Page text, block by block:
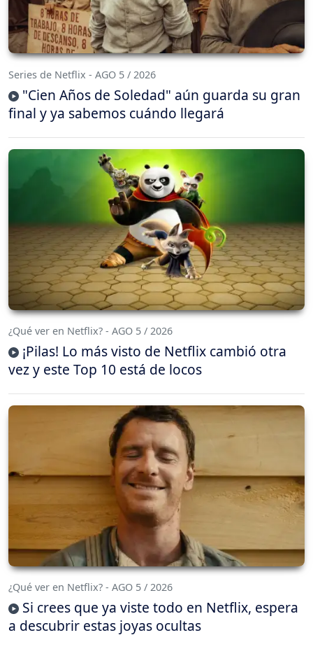
Series de Netflix - AGO 5 / 2026
"Cien Años de Soledad" aún guarda su gran
final y ya sabemos cuándo llegará
¿Qué ver en Netflix? - AGO 5 / 2026
¡Pilas! Lo más visto de Netflix cambió otra
vez y este Top 10 está de locos
¿Qué ver en Netflix? - AGO 5 / 2026
Si crees que ya viste todo en Netflix, espera
a descubrir estas joyas ocultas